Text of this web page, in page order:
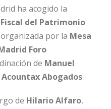
ha acogido la
del Patrimonio
por la Mesa
Foro
de Manuel
Acountax Abogados.
de Hilario Alfaro,